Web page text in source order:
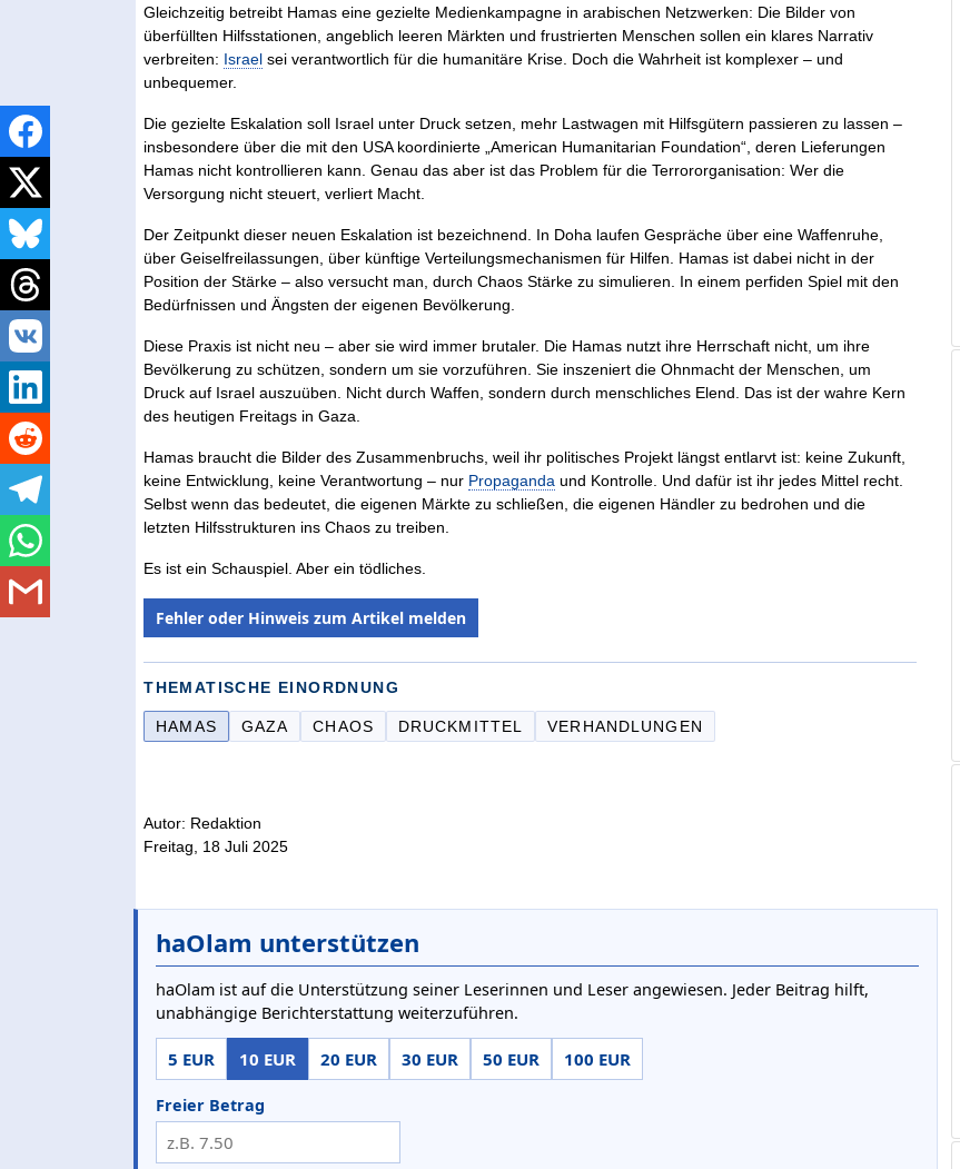
Gleichzeitig betreibt Hamas eine gezielte Medienkampagne in arabischen Netzwerken: Die Bilder von
überfüllten Hilfsstationen, angeblich leeren Märkten und frustrierten Menschen sollen ein klares Narrativ
verbreiten: Israel sei verantwortlich für die humanitäre Krise. Doch die Wahrheit ist komplexer – und
unbequemer.
Die gezielte Eskalation soll Israel unter Druck setzen, mehr Lastwagen mit Hilfsgütern passieren zu lassen –
insbesondere über die mit den USA koordinierte „American Humanitarian Foundation“, deren Lieferungen
Hamas nicht kontrollieren kann. Genau das aber ist das Problem für die Terrororganisation: Wer die
Versorgung nicht steuert, verliert Macht.
Der Zeitpunkt dieser neuen Eskalation ist bezeichnend. In Doha laufen Gespräche über eine Waffenruhe,
über Geiselfreilassungen, über künftige Verteilungsmechanismen für Hilfen. Hamas ist dabei nicht in der
Position der Stärke – also versucht man, durch Chaos Stärke zu simulieren. In einem perfiden Spiel mit den
Bedürfnissen und Ängsten der eigenen Bevölkerung.
Diese Praxis ist nicht neu – aber sie wird immer brutaler. Die Hamas nutzt ihre Herrschaft nicht, um ihre
Bevölkerung zu schützen, sondern um sie vorzuführen. Sie inszeniert die Ohnmacht der Menschen, um
Druck auf Israel auszuüben. Nicht durch Waffen, sondern durch menschliches Elend. Das ist der wahre Kern
des heutigen Freitags in Gaza.
Hamas braucht die Bilder des Zusammenbruchs, weil ihr politisches Projekt längst entlarvt ist: keine Zukunft,
keine Entwicklung, keine Verantwortung – nur Propaganda und Kontrolle. Und dafür ist ihr jedes Mittel recht.
Selbst wenn das bedeutet, die eigenen Märkte zu schließen, die eigenen Händler zu bedrohen und die
letzten Hilfsstrukturen ins Chaos zu treiben.
Es ist ein Schauspiel. Aber ein tödliches.
Fehler oder Hinweis zum Artikel melden
THEMATISCHE EINORDNUNG
HAMAS GAZA CHAOS DRUCKMITTEL VERHANDLUNGEN
Autor: Redaktion
Freitag, 18 Juli 2025
haOlam unterstützen
haOlam ist auf die Unterstützung seiner Leserinnen und Leser angewiesen. Jeder Beitrag hilft,
unabhängige Berichterstattung weiterzuführen.
5 EUR 10 EUR 20 EUR 30 EUR 50 EUR 100 EUR
Freier Betrag